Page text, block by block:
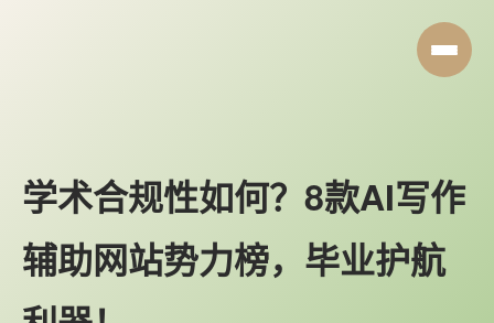
学术合规性如何？8款AI写作
辅助网站势力榜，毕业护航